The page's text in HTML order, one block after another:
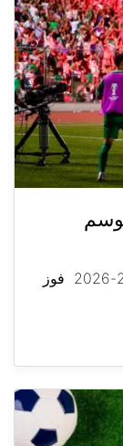
الأنصار بطلًا للدوري اللبناني للموسم 2025-2026 فوز